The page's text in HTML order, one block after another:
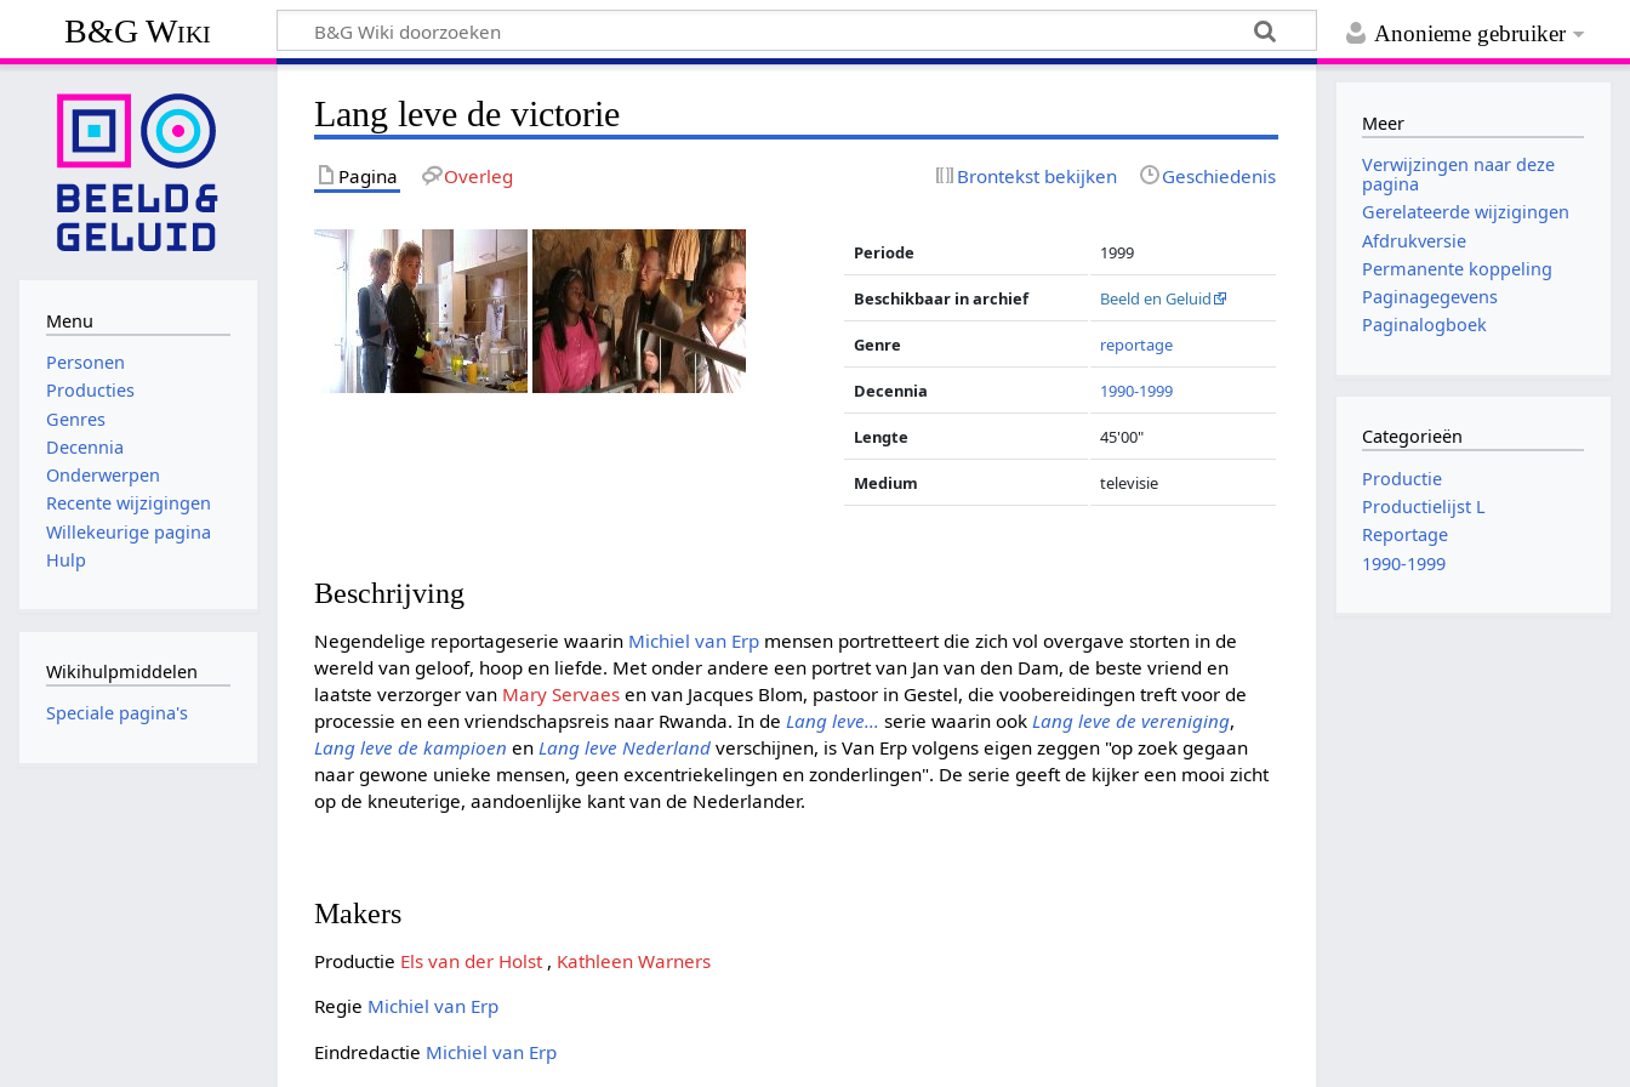
Anonieme gebruiker
B&G Wiki
Lang leve de victorie
Pagina Overleg Brontekst bekijken Geschiedenis
Periode 1999
Beschikbaar in archief Beeld en Geluid
Genre reportage
Decennia 1990-1999
Lengte 45'00"
Medium televisie
Beschrijving
Negendelige reportageserie waarin Michiel van Erp mensen portretteert die zich vol overgave storten in de
wereld van geloof, hoop en liefde. Met onder andere een portret van Jan van den Dam, de beste vriend en
laatste verzorger van Mary Servaes en van Jacques Blom, pastoor in Gestel, die voobereidingen treft voor de
processie en een vriendschapsreis naar Rwanda. In deLang leve... serie waarin ookLang leve de vereniging,
Lang leve de kampioen enLang leve Nederland verschijnen, is Van Erp volgens eigen zeggen "op zoek gegaan
naar gewone unieke mensen, geen excentriekelingen en zonderlingen". De serie geeft de kijker een mooi zicht
op de kneuterige, aandoenlijke kant van de Nederlander.
Makers
Productie Els van der Holst, Kathleen Warners
Regie Michiel van Erp
Eindredactie Michiel van Erp
Menu
Personen
Producties
Genres
Decennia
Onderwerpen
Recente wijzigingen
Willekeurige pagina
Hulp
Wikihulpmiddelen
Speciale pagina's
Meer
Verwijzingen naar deze
pagina
Gerelateerde wijzigingen
Afdrukversie
Permanente koppeling
Paginagegevens
Paginalogboek
Categorieën
Productie
Productielijst L
Reportage
1990-1999